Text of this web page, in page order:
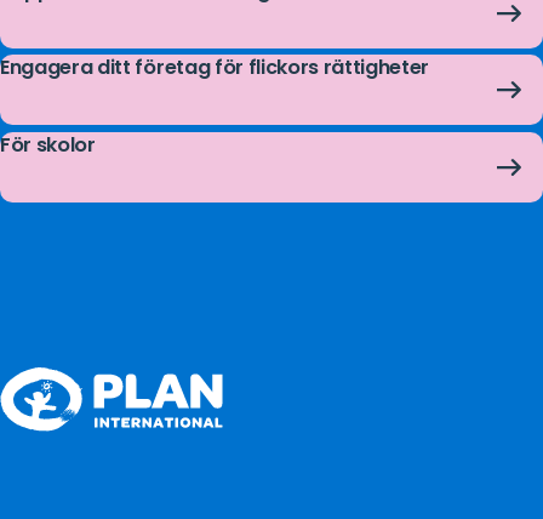
Engagera ditt företag för flickors rättigheter
För skolor